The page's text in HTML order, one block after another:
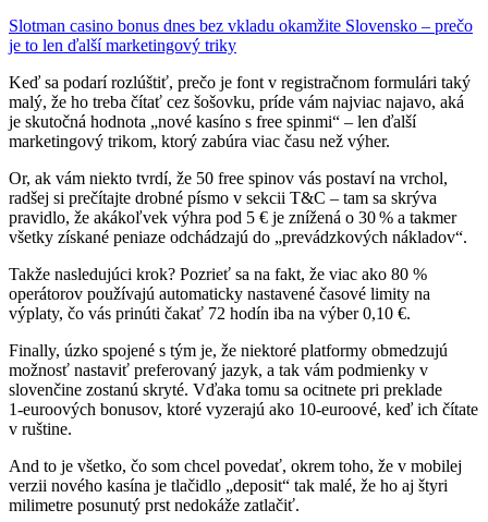
Slotman casino bonus dnes bez vkladu okamžite Slovensko – prečo
je to len ďalší marketingový triky
Keď sa podarí rozlúštiť, prečo je font v registračnom formulári taký
malý, že ho treba čítať cez šošovku, príde vám najviac najavo, aká
je skutočná hodnota „nové kasíno s free spinmi“ – len ďalší
marketingový trikom, ktorý zabúra viac času než výher.
Or, ak vám niekto tvrdí, že 50 free spinov vás postaví na vrchol,
radšej si prečítajte drobné písmo v sekcii T&C – tam sa skrýva
pravidlo, že akákoľvek výhra pod 5 € je znížená o 30 % a takmer
všetky získané peniaze odchádzajú do „prevádzkových nákladov“.
Takže nasledujúci krok? Pozrieť sa na fakt, že viac ako 80 %
operátorov používajú automaticky nastavené časové limity na
výplaty, čo vás prinúti čakať 72 hodín iba na výber 0,10 €.
Finally, úzko spojené s tým je, že niektoré platformy obmedzujú
možnosť nastaviť preferovaný jazyk, a tak vám podmienky v
slovenčine zostanú skryté. Vďaka tomu sa ocitnete pri preklade
1‑euroových bonusov, ktoré vyzerajú ako 10‑euroové, keď ich čítate
v ruštine.
And to je všetko, čo som chcel povedať, okrem toho, že v mobilej
verzii nového kasína je tlačidlo „deposit“ tak malé, že ho aj štyri
milimetre posunutý prst nedokáže zatlačiť.